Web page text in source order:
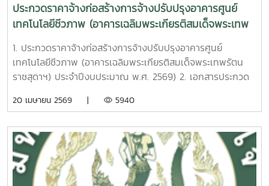
ประกวดราคาจ้างก่อสร้างการจ้างปรับปรุงอาคารศูนย์
เทคโนโลยีชีวภาพ (อาคารเฉลิมพระเกียรติสมเด็จพระเทพ
รัตนราชสุดาฯ) ประจำปีงบประมาณ พ.ศ. 2569
1. ประกวดราคาจ้างก่อสร้างการจ้างปรับปรุงอาคารศูนย์
เทคโนโลยีชีวภาพ (อาคารเฉลิมพระเกียรติสมเด็จพระเทพรัตน
ราชสุดาฯ) ประจำปีงบประมาณ พ.ศ. 2569) 2. เอกสารประกวด
bidding) เลขที่ 12569 การจ้างก่อสร้างการจ้างปรับปรุงอาคาร
รัตนราชสุดาฯ) ประจำปีงบประมาณ พ.ศ. 2569
20 เมษายน 2569 | 5940